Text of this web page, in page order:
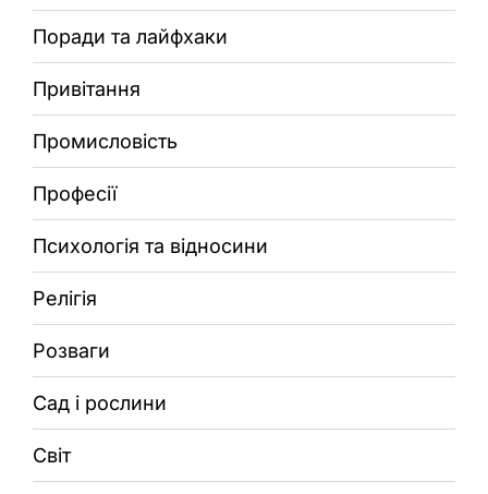
Поради та лайфхаки
Привітання
Промисловість
Професії
Психологія та відносини
Релігія
Розваги
Сад і рослини
Світ